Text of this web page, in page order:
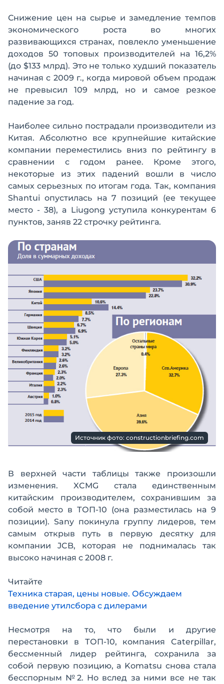
Снижение цен на сырье и замедление темпов
экономического роста во многих
развивающихся странах, повлекло уменьшение
доходов 50 топовых производителей на 16,2%
(до $133 млрд). Это не только худший показатель
начиная с 2009 г., когда мировой объем продаж
не превысил 109 млрд, но и самое резкое
падение за год.
Наиболее сильно пострадали производители из
Китая. Абсолютно все крупнейшие китайские
компании переместились вниз по рейтингу в
сравнении с годом ранее. Кроме этого,
некоторые из этих падений вошли в число
самых серьезных по итогам года. Так, компания
Shantui опустилась на 7 позиций (ее текущее
место - 38), а Liugong уступила конкурентам 6
пунктов, заняв 22 строчку рейтинга.
Источник фото: constructionbriefing.com
В верхней части таблицы также произошли
изменения. XCMG стала единственным
китайским производителем, сохранившим за
собой место в ТОП-10 (она разместилась на 9
позиции). Sany покинула группу лидеров, тем
самым открыв путь в первую десятку для
компании JCB, которая не поднималась так
высоко начиная с 2008 г.
Читайте
Техника старая, цены новые. Обсуждаем
введение утилсбора с дилерами
Несмотря на то, что были и другие
перестановки в ТОП-10, компания Caterpillar,
бессменный лидер рейтинга, сохранила за
собой первую позицию, а Komatsu снова стала
бесспорным №2. Но вслед за ними все не так